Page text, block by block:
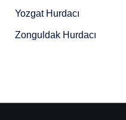
Yozgat Hurdacı
Zonguldak Hurdacı